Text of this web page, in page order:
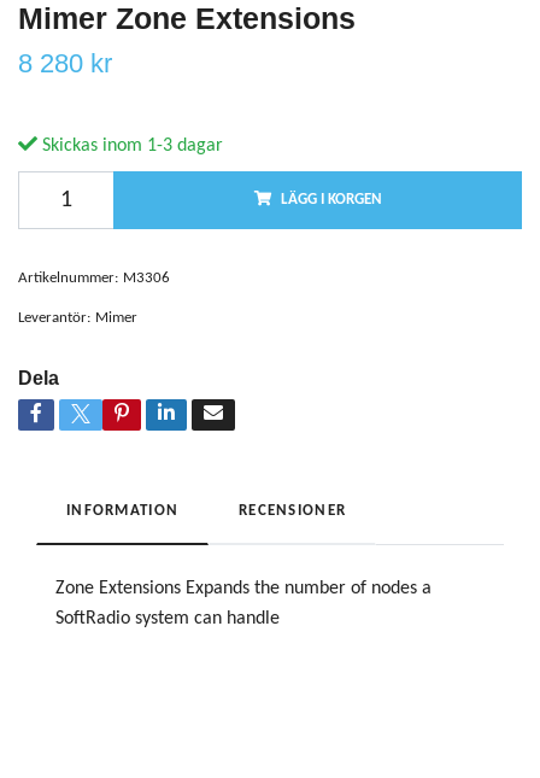
Mimer Zone Extensions
8 280 kr
Skickas inom 1-3 dagar
LÄGG I KORGEN
Artikelnummer: M3306
Leverantör: Mimer
Dela
INFORMATION RECENSIONER
Zone Extensions Expands the number of nodes a
SoftRadio system can handle